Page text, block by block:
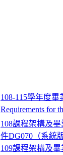
108-115學年度畢
Requirements for
108課程架構及
件DG070（系統版
109課程架構及畢